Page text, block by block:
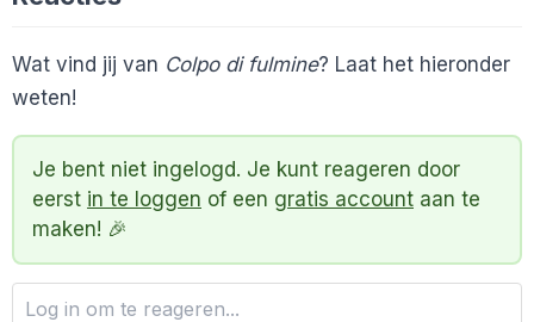
Wat vind jij van Colpo di fulmine? Laat het hieronder
weten!
Je bent niet ingelogd. Je kunt reageren door
eerst in te loggen of een gratis account aan te
maken! 🎉